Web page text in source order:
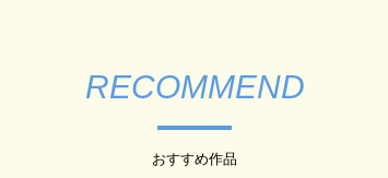
RECOMMEND
おすすめ作品